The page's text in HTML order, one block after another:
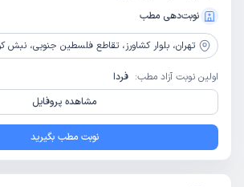
نوبت‌دهی مطب
تهران، بلوار کشاورز، تقاطع فلسطین جنوبی، نبش
اولین نوبت آزاد مطب: فردا
مشاهده پروفایل
نوبت مطب بگیرید